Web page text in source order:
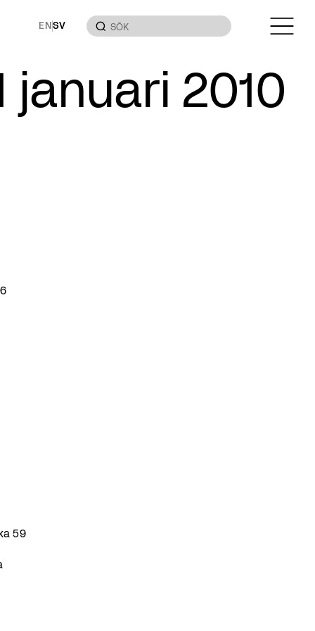
ENSV
2010
59